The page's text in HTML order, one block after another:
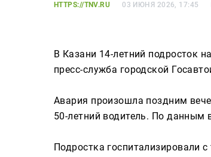
Сюжеты
Телепроекты
HTTPS://TNV.RU 03 ИЮНЯ 2026, 17:45
В Казани 14-летний подросток
пресс-служба городской
Авария произошла поздним
50-летний водитель. По данным
Подростка госпитализировали